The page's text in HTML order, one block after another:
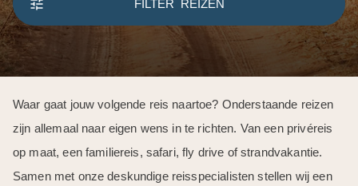
FILTER REIZEN
Waar gaat jouw volgende reis naartoe? Onderstaande reizen
zijn allemaal naar eigen wens in te richten. Van een privéreis
op maat, een familiereis, safari, fly drive of strandvakantie.
Samen met onze deskundige reisspecialisten stellen wij een